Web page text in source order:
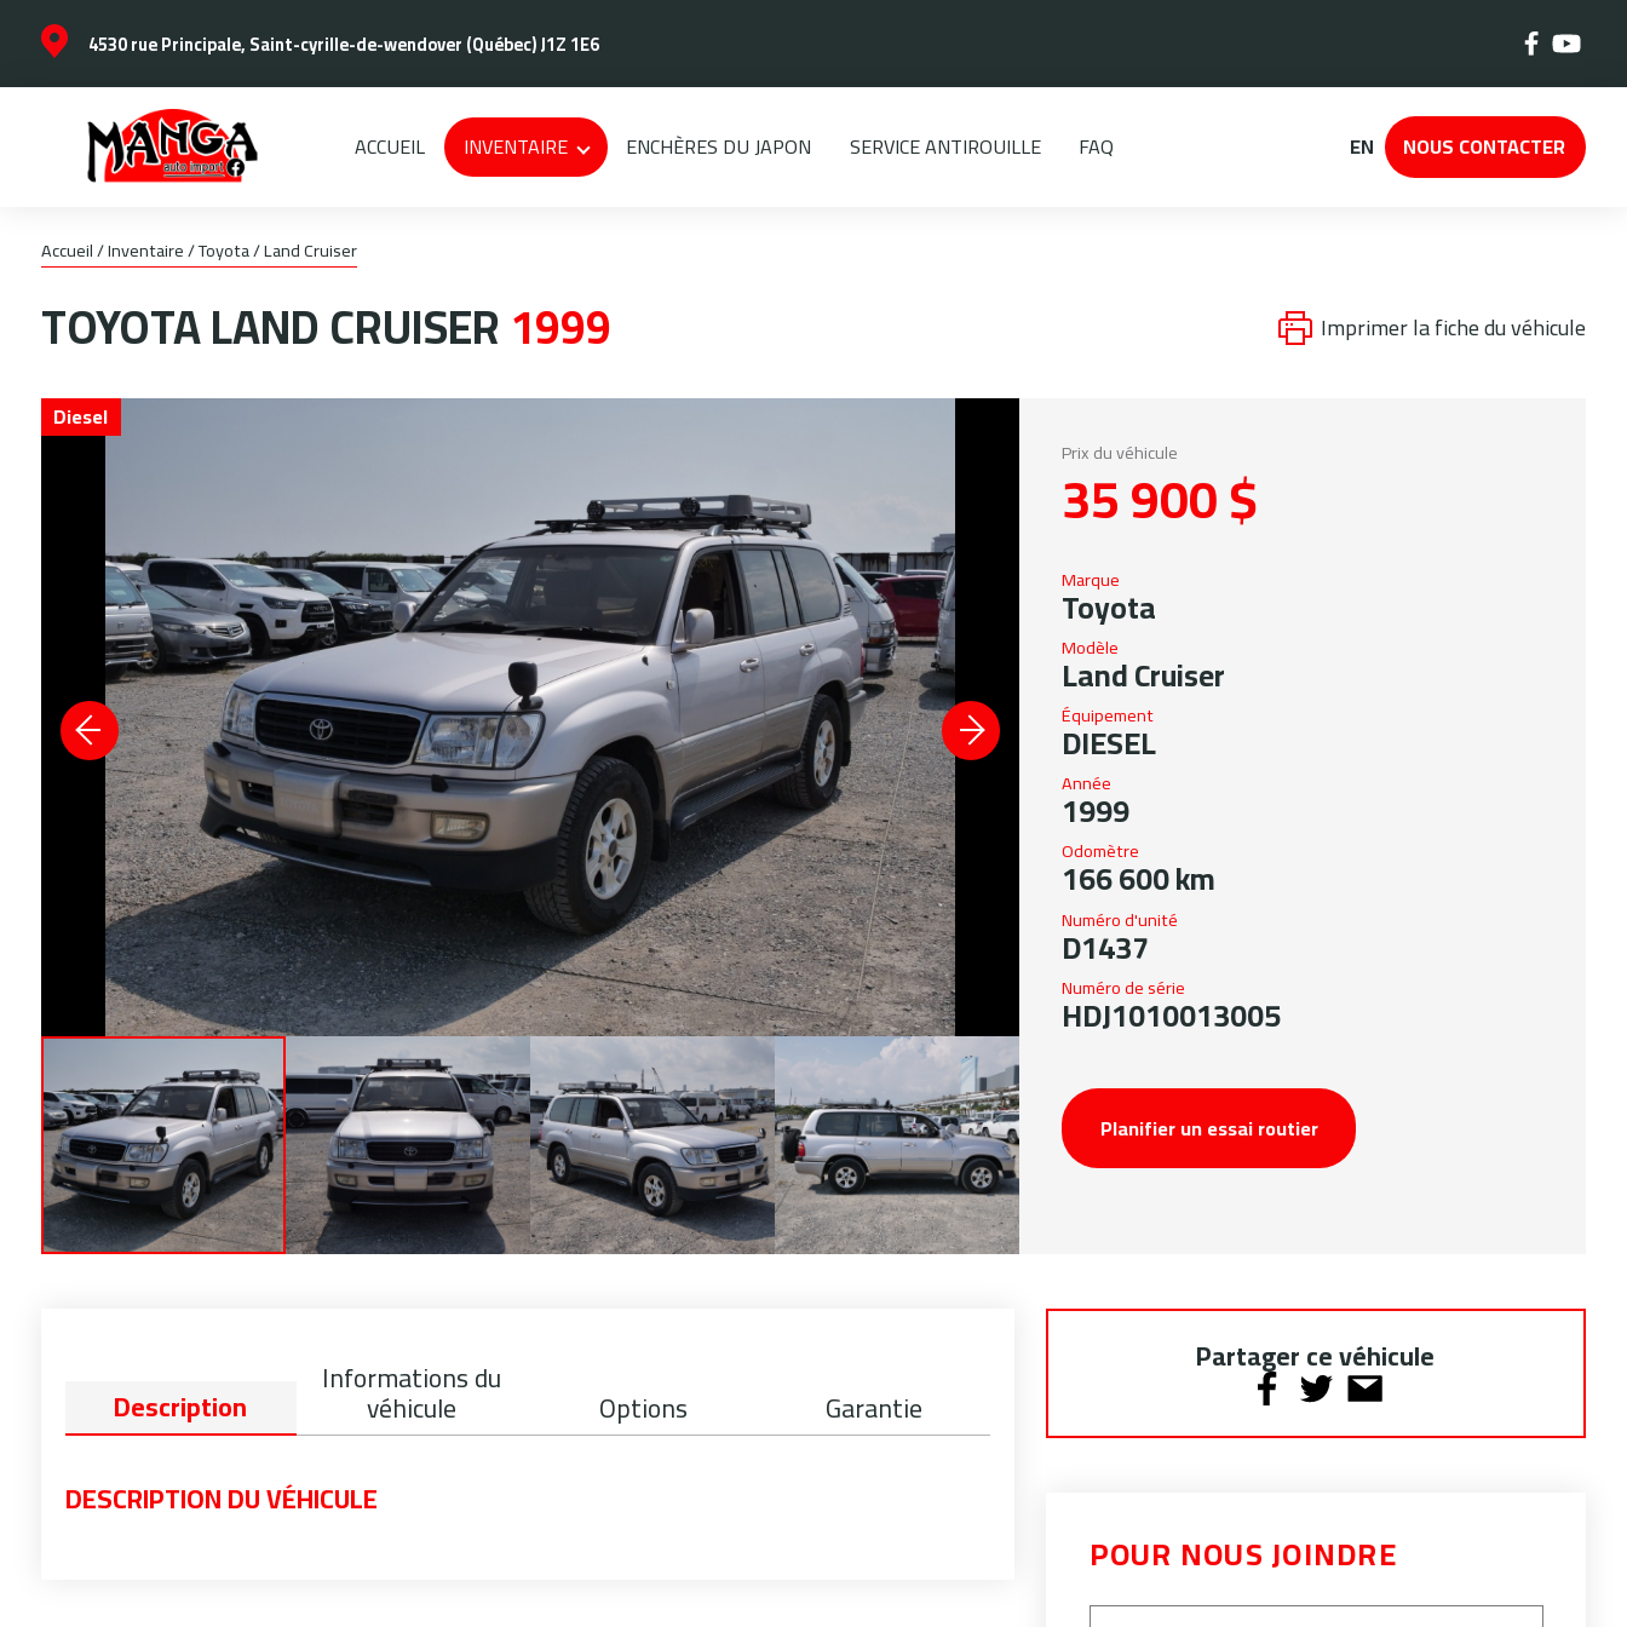
4530 rue Principale, Saint-cyrille-de-wendover (Québec) J1Z 1E6
ACCUEIL INVENTAIRE ENCHÈRES DU JAPON SERVICE ANTIROUILLE FAQ EN NOUS CONTACTER
Accueil/Inventaire/Toyota/Land Cruiser
TOYOTALAND CRUISER1999 Imprimer la fiche du véhicule
Diesel
Prix du véhicule
35 900 $
Marque
Toyota
Modèle
Land Cruiser
Équipement
DIESEL
Année
1999
Odomètre
166 600 km
Numéro d'unité
D1437
Numéro de série
HDJ1010013005
Planifier un essai routier
Description
Informations du
véhicule Options
Garantie
DESCRIPTION DU VÉHICULE
Partager ce véhicule
POUR NOUS JOINDRE